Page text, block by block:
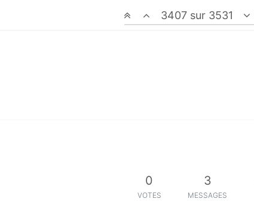
3407 sur 3531
VOTES MESSAGES
0
VOTES
3
MESSAGES